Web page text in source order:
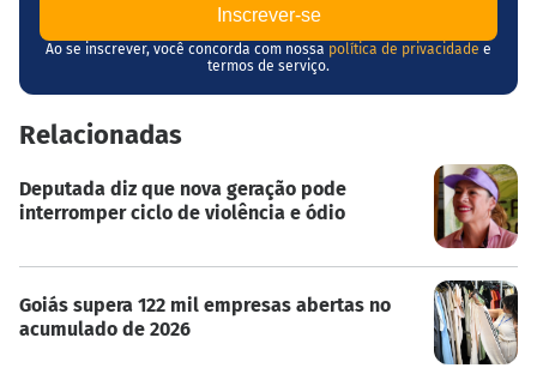
Ao se inscrever, você concorda com nossa política de privacidade e
termos de serviço.
Relacionadas
Deputada diz que nova geração pode
interromper ciclo de violência e ódio
Goiás supera 122 mil empresas abertas no
acumulado de 2026